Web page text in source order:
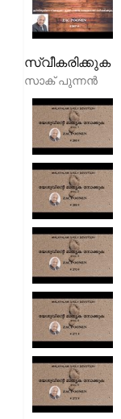
സ്വീകരിക്കുക
സാക് പുന്നൻ